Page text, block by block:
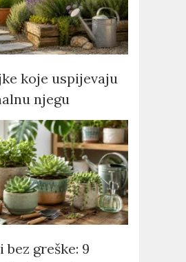
koje uspijevaju
njegu
bez greške: 9